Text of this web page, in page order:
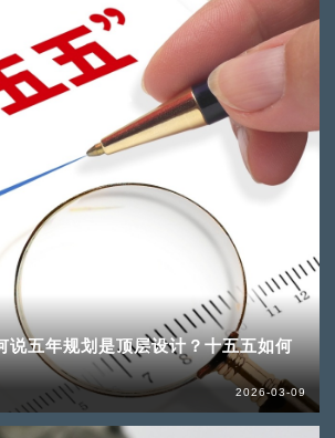
说五年规划是顶层设计？十五五如何
2026-03-09